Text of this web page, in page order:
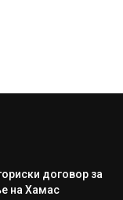
договор за
на Хамас